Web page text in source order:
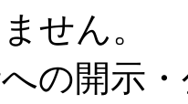
せん。
の開示